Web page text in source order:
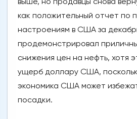
как положительный отчет по
настроениям в США за
продемонстрировал
снижения цен на нефть, хотя
ущерб доллару США,
экономика США может
посадки.